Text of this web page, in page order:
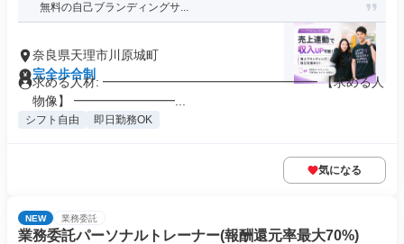
無料の自己ブランディングサ...
奈良県天理市川原城町
完全歩合制
求める人材: ━━━━━━━━━━━━━━━━━ 【求める人
物像】 ━━━━━━━━...
シフト自由 即日勤務OK
気になる
NEW 業務委託
業務委託パーソナルトレーナー(報酬還元率最大70%)